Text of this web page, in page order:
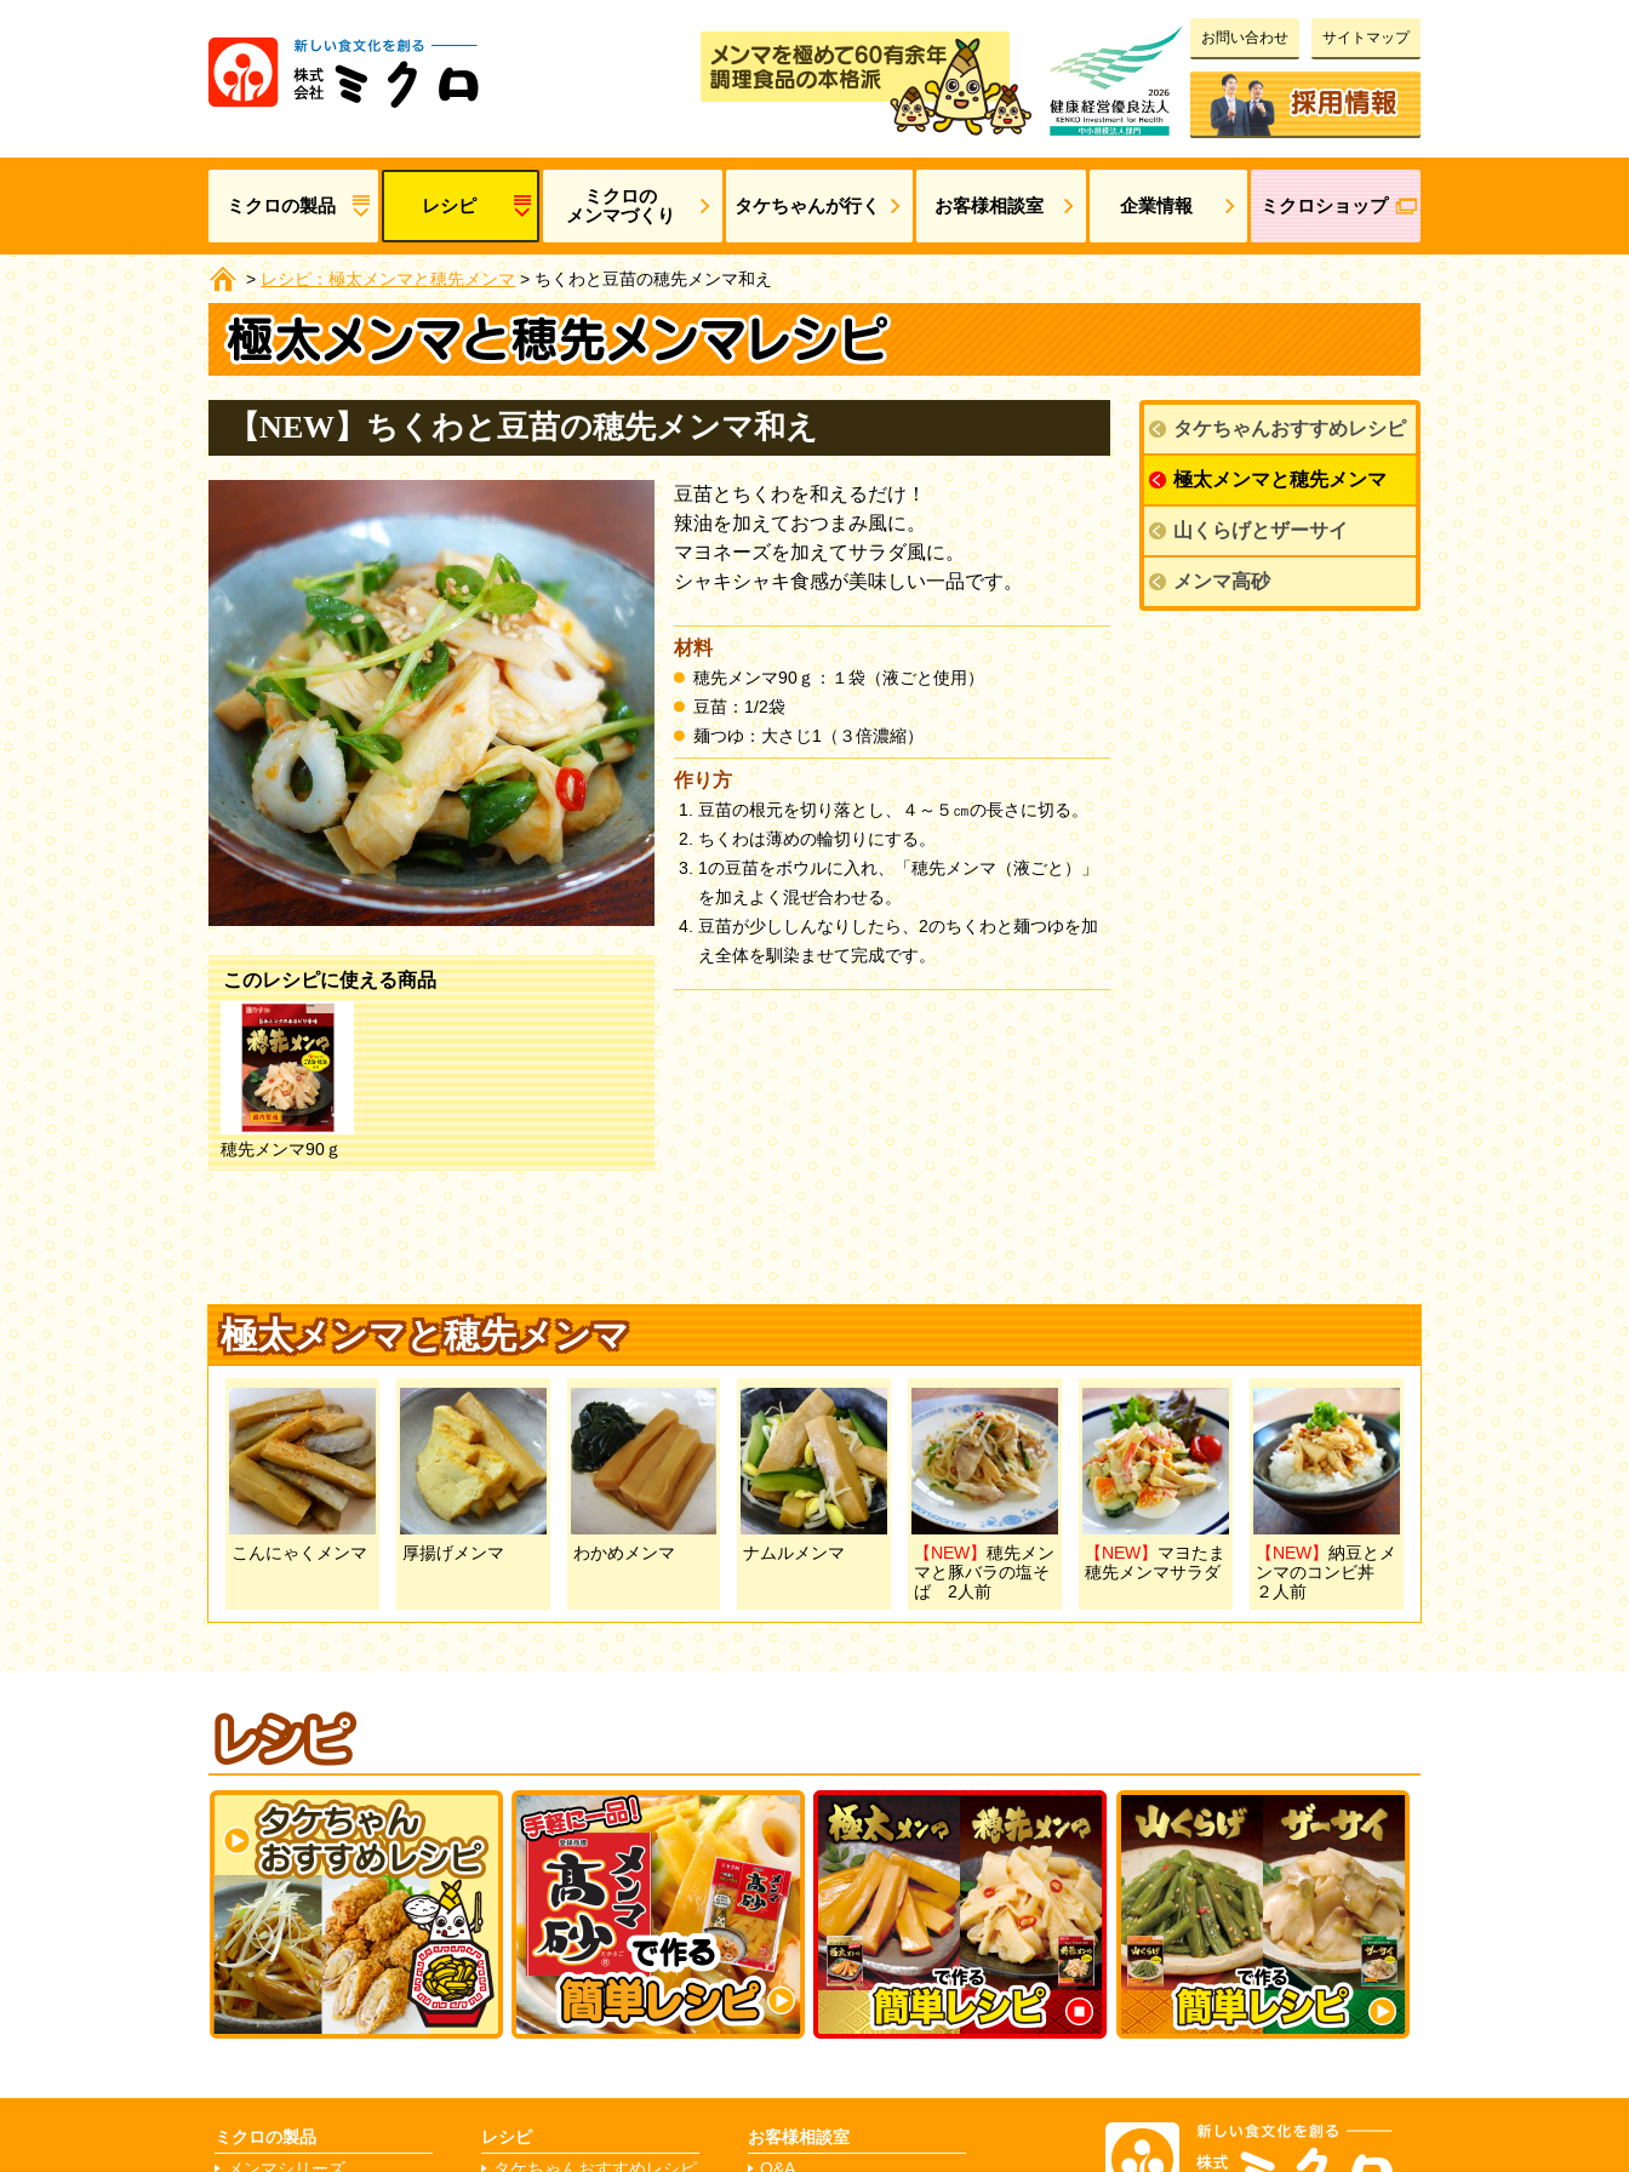
お問い合わせ サイトマップ
ミクロの製品 レシピ
ミクロの
メンマづくり
タケちゃんが行く お客様相談室 企業情報 ミクロショップ
> レシピ：極太メンマと穂先メンマ> ちくわと豆苗の穂先メンマ和え
【NEW】ちくわと豆苗の穂先メンマ和え
このレシピに使える商品
穂先メンマ90ｇ
豆苗とちくわを和えるだけ！
辣油を加えておつまみ風に。
マヨネーズを加えてサラダ風に。
シャキシャキ食感が美味しい一品です。
材料
穂先メンマ90ｇ：１袋（液ごと使用）
豆苗：1/2袋
麺つゆ：大さじ1（３倍濃縮）
作り方
豆苗の根元を切り落とし、４～５㎝の長さに切る。
ちくわは薄めの輪切りにする。
1の豆苗をボウルに入れ、「穂先メンマ（液ごと）」
を加えよく混ぜ合わせる。
豆苗が少ししんなりしたら、2のちくわと麺つゆを加
え全体を馴染ませて完成です。
タケちゃんおすすめレシピ
極太メンマと穂先メンマ
山くらげとザーサイ
メンマ高砂
極太メンマと穂先メンマ
こんにゃくメンマ 厚揚げメンマ わかめメンマ ナムルメンマ 【NEW】穂先メン
マと豚バラの塩そ
ば 2人前
【NEW】 マヨたま
穂先メンマサラダ
【NEW】 納豆とメ
ンマのコンビ丼
２人前
ミクロの製品
メンマシリーズ
レシピ
タケちゃんおすすめレシピ
お客様相談室
Q&A